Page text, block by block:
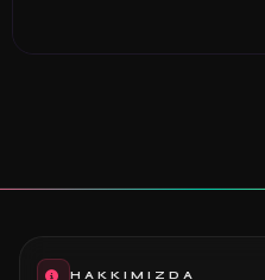
HAKKIMIZDA